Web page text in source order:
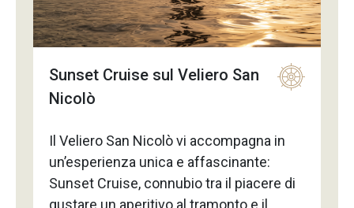
Sunset Cruise sul Veliero San
Nicolò
Il Veliero San Nicolò vi accompagna in
un’esperienza unica e affascinante:
Sunset Cruise, connubio tra il piacere di